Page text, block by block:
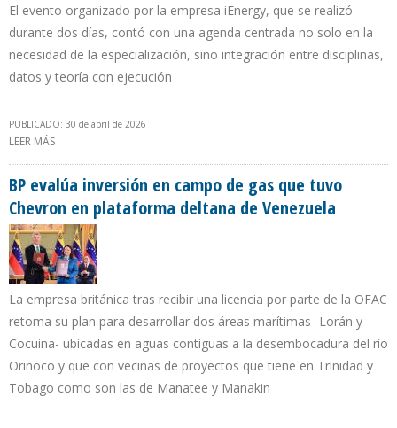
El evento organizado por la empresa iEnergy, que se realizó
durante dos días, contó con una agenda centrada no solo en la
necesidad de la especialización, sino integración entre disciplinas,
datos y teoría con ejecución
PUBLICADO: 30 de abril de 2026
LEER MÁS
BP evalúa inversión en campo de gas que tuvo
Chevron en plataforma deltana de Venezuela
La empresa británica tras recibir una licencia por parte de la OFAC
retoma su plan para desarrollar dos áreas marítimas -Lorán y
Cocuina- ubicadas en aguas contiguas a la desembocadura del río
Orinoco y que con vecinas de proyectos que tiene en Trinidad y
Tobago como son las de Manatee y Manakin